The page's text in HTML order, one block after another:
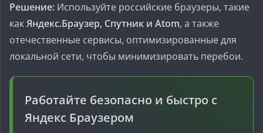
Решение: Используйте российские браузеры, такие
какЯндекс.Браузер, Спутник и Atom, а также
отечественные сервисы, оптимизированные для
локальной сети, чтобы минимизировать перебои.
Работайте безопасно и быстро с
Яндекс Браузером